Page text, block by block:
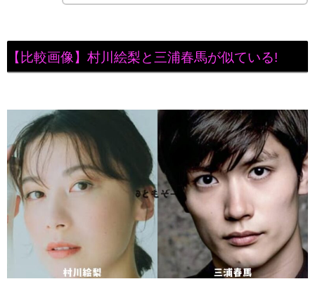
【比較画像】村川絵梨と三浦春馬が似ている!